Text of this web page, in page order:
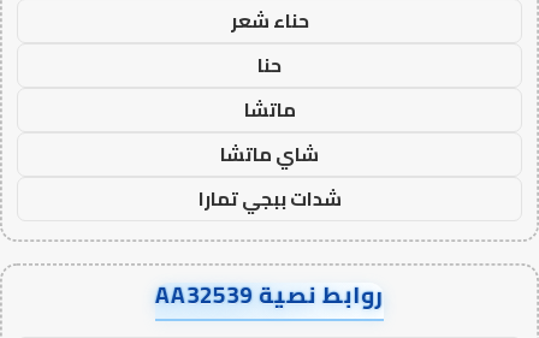
حناء شعر
حنا
ماتشا
شاي ماتشا
شدات ببجي تمارا
روابط نصية AA32539